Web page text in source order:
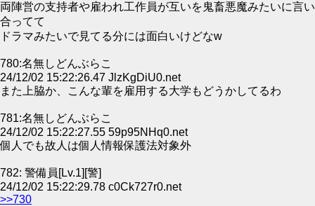
両陣営の支持者や雇われ工作員が互いを鬼畜悪魔みたいに言い
合ってて
ドラマみたいで見てる分には面白いけどなw
780:名無しどんぶらこ
24/12/02 15:22:26.47 JlzKgDiU0.net
また上脇か、こんな輩を雇用する大学もどうかしてるわ
781:名無しどんぶらこ
24/12/02 15:22:27.55 59p95NHq0.net
個人でも故人は個人情報保護法対象外
782: 警備員[Lv.1][警]
24/12/02 15:22:29.78 c0Ck727r0.net
>>730